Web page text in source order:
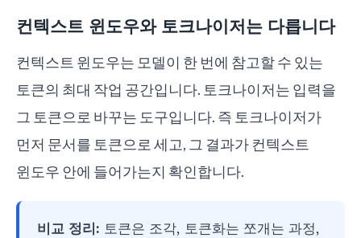
컨텍스트 윈도우와 토크나이저는 다릅니다
컨텍스트 윈도우는 모델이 한 번에 참고할 수 있는
토큰의 최대 작업 공간입니다. 토크나이저는 입력을
그 토큰으로 바꾸는 도구입니다. 즉 토크나이저가
먼저 문서를 토큰으로 세고, 그 결과가 컨텍스트
윈도우 안에 들어가는지 확인합니다.
비교 정리: 토큰은 조각, 토큰화는 쪼개는 과정,